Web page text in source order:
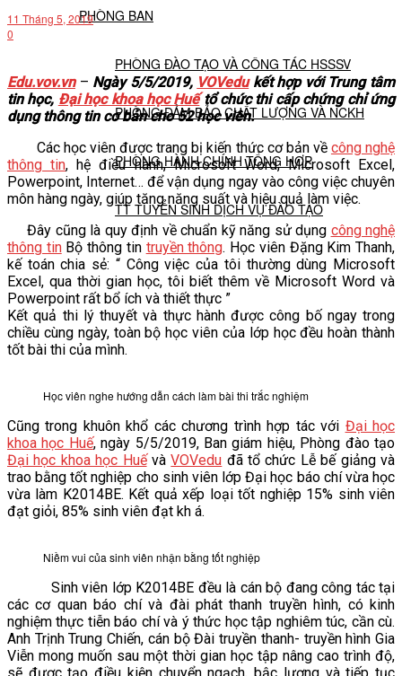
PHÒNG BAN
PHÒNG ĐÀO TẠO VÀ CÔNG TÁC HSSSV
PHÒNG ĐẢM BẢO CHẤT LƯỢNG VÀ NCKH
PHÒNG HÀNH CHÍNH TỔNG HỢP
TT TUYỂN SINH DỊCH VỤ ĐÀO TẠO
NGHIÊN CỨU KHOA HỌC
VĂN BẢN
THƯ VIỆN
11 Tháng 5, 2019
0
Edu.vov.vn– Ngày 5/5/2019, VOVedukết hợp với Trung tâm
tin học, Đại học khoa học Huếtổ chức thi cấp chứng chỉ ứng
dụng thông tin cơ bản cho 52 học viên.
Các học viên được trang bị kiến thức cơ bản về công nghệ
thông tin, hệ điều hành, Microsoft Word, Microsoft Excel,
Powerpoint, Internet… để vận dụng ngay vào công việc chuyên
môn hàng ngày, giúp tăng năng suất và hiệu quả làm việc.
Đây cũng là quy định về chuẩn kỹ năng sử dụng công nghệ
thông tinBộ thông tin truyền thông. Học viên Đặng Kim Thanh,
kế toán chia sẻ: “ Công việc của tôi thường dùng Microsoft
Excel, qua thời gian học, tôi biết thêm về Microsoft Word và
Powerpoint rất bổ ích và thiết thực ”
Kết quả thi lý thuyết và thực hành được công bố ngay trong
chiều cùng ngày, toàn bộ học viên của lớp học đều hoàn thành
tốt bài thi của mình.
Học viên nghe hướng dẫn cách làm bài thi trắc nghiệm
Cũng trong khuôn khổ các chương trình hợp tác với Đại học
khoa học Huế, ngày 5/5/2019, Ban giám hiệu, Phòng đào tạo
Đại học khoa học HuếvàVOVedu đã tổ chức Lễ bế giảng và
trao bằng tốt nghiệp cho sinh viên lớp Đại học báo chí vừa học
vừa làm K2014BE. Kết quả xếp loại tốt nghiệp 15% sinh viên
đạt giỏi, 85% sinh viên đạt kh á.
Niềm vui của sinh viên nhận bằng tốt nghiệp
Sinh viên lớp K2014BE đều là cán bộ đang công tác tại
các cơ quan báo chí và đài phát thanh truyền hình, có kinh
nghiệm thực tiễn báo chí và ý thức học tập nghiêm túc, cần cù.
Anh Trịnh Trung Chiến, cán bộ Đài truyền thanh- truyền hình Gia
Viễn mong muốn sau một thời gian học tập nâng cao trình độ,